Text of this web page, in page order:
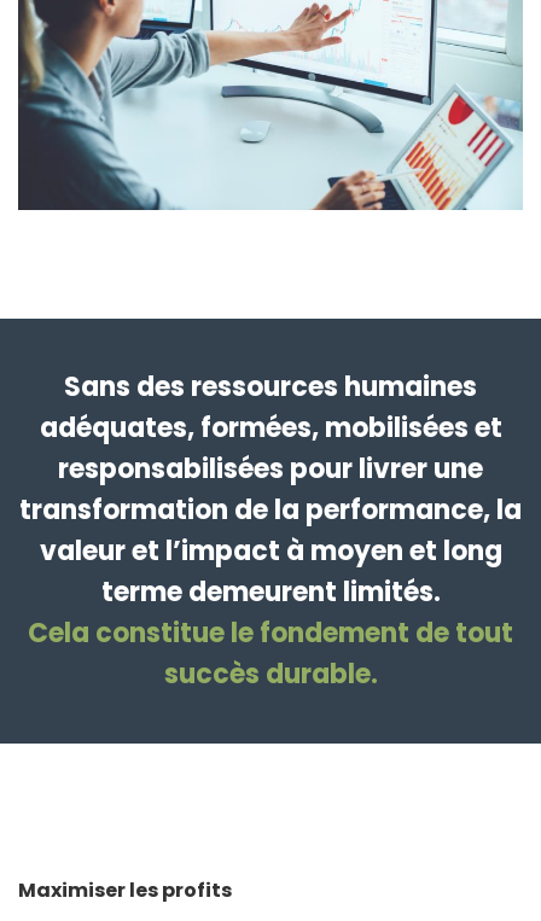
Sans des ressources humaines
adéquates, formées, mobilisées et
responsabilisées pour livrer une
transformation de la performance, la
valeur et l’impact à moyen et long
terme demeurent limités.
Cela constitue le fondement de tout
succès durable.
Maximiser les profits